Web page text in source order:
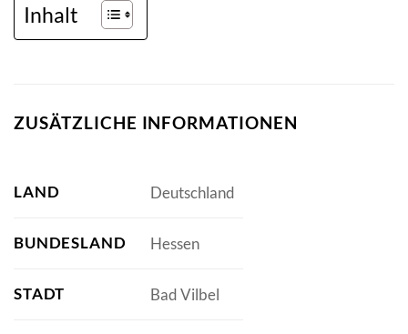
Inhalt
ZUSÄTZLICHE INFORMATIONEN
LAND Deutschland
BUNDESLAND Hessen
STADT Bad Vilbel